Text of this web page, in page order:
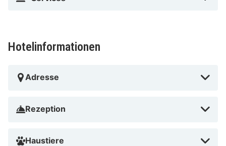
Hotelinformationen
Adresse
Rezeption
Haustiere